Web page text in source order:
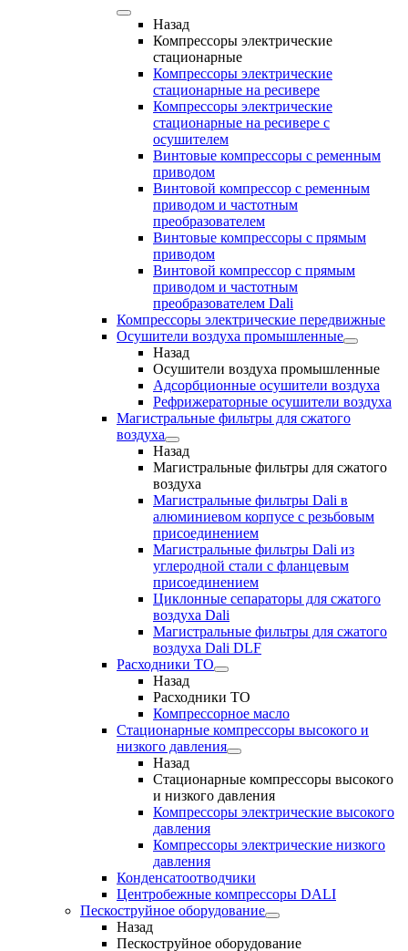
Назад
Компрессоры электрические
стационарные
Компрессоры электрические
стационарные на ресивере
Компрессоры электрические
стационарные на ресивере с
осушителем
Винтовые компрессоры с ременным
приводом
Винтовой компрессор с ременным
приводом и частотным
преобразователем
Винтовые компрессоры с прямым
приводом
Винтовой компрессор с прямым
приводом и частотным
преобразователем Dali
Компрессоры электрические передвижные
Осушители воздуха промышленные
Назад
Осушители воздуха промышленные
Адсорбционные осушители воздуха
Рефрижераторные осушители воздуха
Магистральные фильтры для сжатого
воздуха
Назад
Магистральные фильтры для сжатого
воздуха
Магистральные фильтры Dali в
алюминиевом корпусе с резьбовым
присоединением
Магистральные фильтры Dali из
углеродной стали с фланцевым
присоединением
Циклонные сепараторы для сжатого
воздуха Dali
Магистральные фильтры для сжатого
воздуха Dali DLF
Расходники ТО
Назад
Расходники ТО
Компрессорное масло
Стационарные компрессоры высокого и
низкого давления
Назад
Стационарные компрессоры высокого
и низкого давления
Компрессоры электрические высокого
давления
Компрессоры электрические низкого
давления
Конденсатоотводчики
Центробежные компрессоры DALI
Пескоструйное оборудование
Назад
Пескоструйное оборудование